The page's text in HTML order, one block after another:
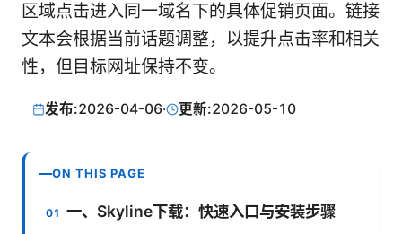
区域点击进入同一域名下的具体促销页面。链接
文本会根据当前话题调整，以提升点击率和相关
性，但目标网址保持不变。
发布:2026-04-06· 更新:2026-05-10
ON THIS PAGE
一、Skyline下载：快速入口与安装步骤